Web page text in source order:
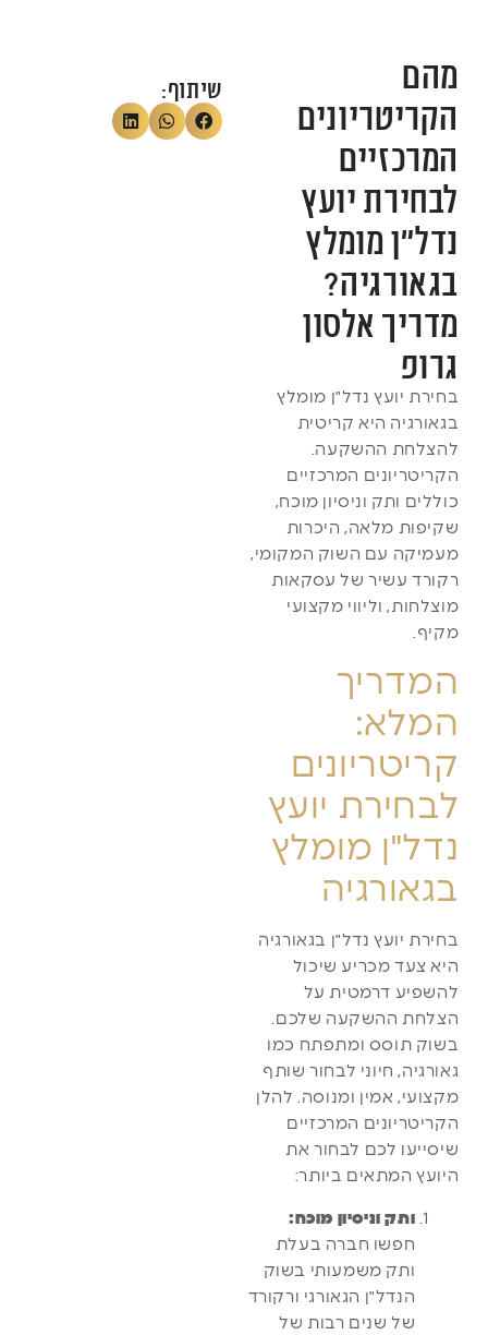
שיתוף:
מהם
הקריטריונים
המרכזיים
לבחירת יועץ
נדל"ן מומלץ
בגאורגיה?
מדריך אלסון
גרופ
בחירת יועץ נדל"ן מומלץ
בגאורגיה היא קריטית
להצלחת ההשקעה.
הקריטריונים המרכזיים
כוללים ותק וניסיון מוכח,
שקיפות מלאה, היכרות
מעמיקה עם השוק המקומי,
רקורד עשיר של עסקאות
מוצלחות, וליווי מקצועי
מקיף.
המדריך
המלא:
קריטריונים
לבחירת יועץ
נדל"ן מומלץ
בגאורגיה
בחירת יועץ נדל"ן בגאורגיה
היא צעד מכריע שיכול
להשפיע דרמטית על
הצלחת ההשקעה שלכם.
בשוק תוסס ומתפתח כמו
גאורגיה, חיוני לבחור שותף
מקצועי, אמין ומנוסה. להלן
הקריטריונים המרכזיים
שיסייעו לכם לבחור את
היועץ המתאים ביותר:
ותק וניסיון מוכח:
חפשו חברה בעלת
ותק משמעותי בשוק
הנדל"ן הגאורגי ורקורד
של שנים רבות של